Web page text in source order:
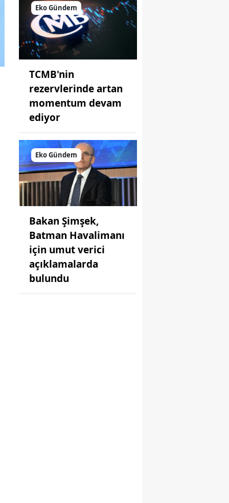
Eko Gündem
TCMB'nin
rezervlerinde artan
momentum devam
ediyor
Eko Gündem
Bakan Şimşek,
Batman Havalimanı
için umut verici
açıklamalarda
bulundu